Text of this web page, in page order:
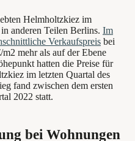
Helmholtzkiez im
anderen Teilen Berlins. Im
Verkaufspreis bei
mehr als auf der Ebene
hatten die Preise für
im letzten Quartal des
fand zwischen dem ersten
2022 statt.
bei Wohnungen